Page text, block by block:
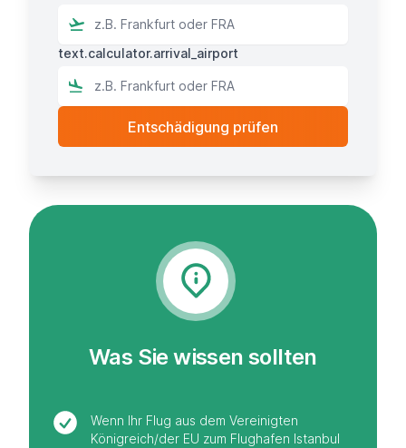
text.calculator.arrival_airport
Was Sie wissen sollten
Wenn Ihr Flug aus dem Vereinigten
Königreich/der EU zum Flughafen Istanbul